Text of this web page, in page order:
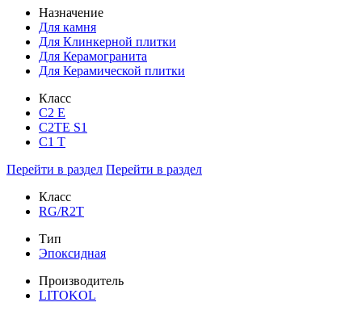
Назначение
Для камня
Для Клинкерной плитки
Для Керамогранита
Для Керамической плитки
Класс
С2 Е
C2TE S1
C1 T
Перейти в раздел Перейти в раздел
Класс
RG/R2T
Тип
Эпоксидная
Производитель
LITOKOL